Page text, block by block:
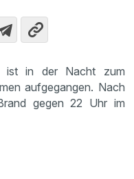
ist in der Nacht zum
aufgegangen. Nach
gegen 22 Uhr im